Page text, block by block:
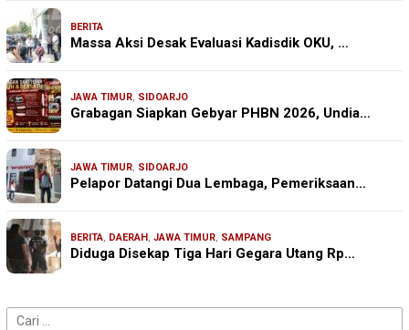
BERITA
Massa Aksi Desak Evaluasi Kadisdik OKU, …
JAWA TIMUR, SIDOARJO
Grabagan Siapkan Gebyar PHBN 2026, Undia…
JAWA TIMUR, SIDOARJO
Pelapor Datangi Dua Lembaga, Pemeriksaan…
BERITA, DAERAH , JAWA TIMUR, SAMPANG
Diduga Disekap Tiga Hari Gegara Utang Rp…
Cari